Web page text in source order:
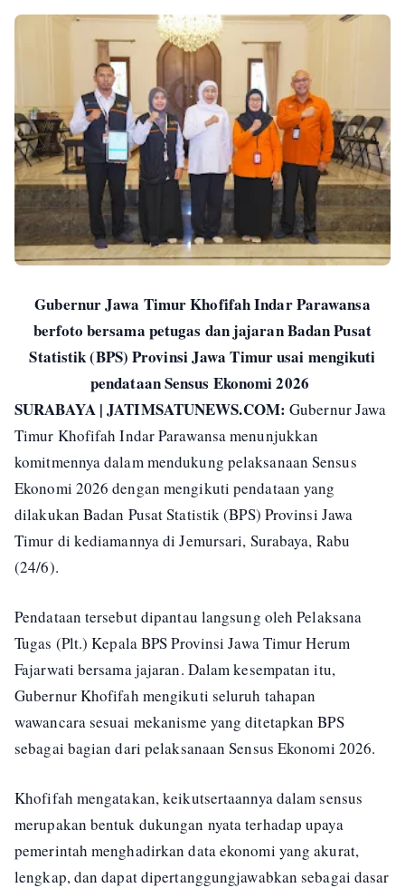
Gubernur Jawa Timur Khofifah Indar Parawansa
berfoto bersama petugas dan jajaran Badan Pusat
Statistik (BPS) Provinsi Jawa Timur usai mengikuti
pendataan Sensus Ekonomi 2026
SURABAYA | JATIMSATUNEWS.COM: Gubernur Jawa
Timur Khofifah Indar Parawansa menunjukkan
komitmennya dalam mendukung pelaksanaan Sensus
Ekonomi 2026 dengan mengikuti pendataan yang
dilakukan Badan Pusat Statistik (BPS) Provinsi Jawa
Timur di kediamannya di Jemursari, Surabaya, Rabu
(24/6).
Pendataan tersebut dipantau langsung oleh Pelaksana
Tugas (Plt.) Kepala BPS Provinsi Jawa Timur Herum
Fajarwati bersama jajaran. Dalam kesempatan itu,
Gubernur Khofifah mengikuti seluruh tahapan
wawancara sesuai mekanisme yang ditetapkan BPS
sebagai bagian dari pelaksanaan Sensus Ekonomi 2026.
Khofifah mengatakan, keikutsertaannya dalam sensus
merupakan bentuk dukungan nyata terhadap upaya
pemerintah menghadirkan data ekonomi yang akurat,
lengkap, dan dapat dipertanggungjawabkan sebagai dasar